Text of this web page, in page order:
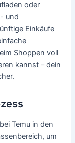
oder
und
Einkäufe
Shoppen voll
kannst – dein
Temu in den
um